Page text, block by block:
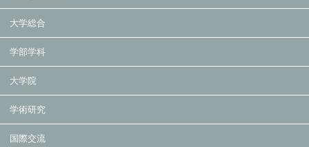
大学総合
学部学科
大学院
学術研究
国際交流